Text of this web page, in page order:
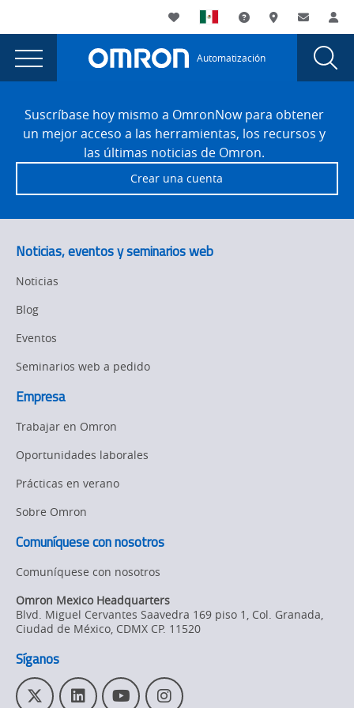
currently
viewing
the
motores
con
seguridad
Utility
Navigation
My List Soporte DóndeContacto
Main
Navigation
Automatización
Servomandos
motores
con
clasificación
de
seguridad
FooterSuscríbase hoy mismo a OmronNow para obtener
un mejor acceso a las herramientas, los recursos y
las últimas noticias de Omron.
Crear una cuenta
Noticias, eventos y seminarios web
Noticias
Blog
Eventos
Seminarios web a pedido
Empresa
Trabajar en Omron
Oportunidades laborales
Prácticas en verano
Sobre Omron
Comuníquese con nosotros
Comuníquese con nosotros
Omron Mexico Headquarters
Blvd. Miguel Cervantes Saavedra 169 piso 1, Col. Granada,
Ciudad de México, CDMX CP. 11520
Síganos
T L Y I